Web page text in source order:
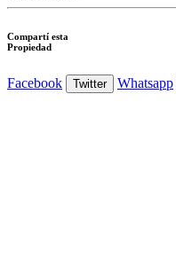
Compartí esta
Propiedad
Facebook Twitter Whatsapp